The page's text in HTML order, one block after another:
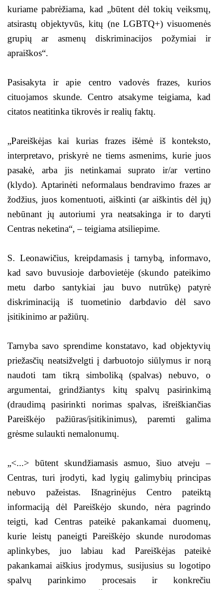
kuriame pabrėžiama, kad „būtent dėl tokių veiksmų,
atsirastų objektyvūs, kitų (ne LGBTQ+) visuomenės
grupių ar asmenų diskriminacijos požymiai ir
apraiškos“.
Pasisakyta ir apie centro vadovės frazes, kurios
cituojamos skunde. Centro atsakyme teigiama, kad
citatos neatitinka tikrovės ir realių faktų.
„Pareiškėjas kai kurias frazes išėmė iš konteksto,
interpretavo, priskyrė ne tiems asmenims, kurie juos
pasakė, arba jis netinkamai suprato ir/ar vertino
(klydo). Aptarinėti neformalaus bendravimo frazes ar
žodžius, juos komentuoti, aiškinti (ar aiškintis dėl jų)
nebūnant jų autoriumi yra neatsakinga ir to daryti
Centras neketina“, – teigiama atsiliepime.
S. Leonawičius, kreipdamasis į tarnybą, informavo,
kad savo buvusioje darbovietėje (skundo pateikimo
metu darbo santykiai jau buvo nutrūkę) patyrė
diskriminaciją iš tuometinio darbdavio dėl savo
įsitikinimo ar pažiūrų.
Tarnyba savo sprendime konstatavo, kad objektyvių
priežasčių neatsižvelgti į darbuotojo siūlymus ir norą
naudoti tam tikrą simboliką (spalvas) nebuvo, o
argumentai, grindžiantys kitų spalvų pasirinkimą
(draudimą pasirinkti norimas spalvas, išreiškiančias
Pareiškėjo pažiūras/įsitikinimus), paremti galima
grėsme sulaukti nemalonumų.
„<...> būtent skundžiamasis asmuo, šiuo atveju –
Centras, turi įrodyti, kad lygių galimybių principas
nebuvo pažeistas. Išnagrinėjus Centro pateiktą
informaciją dėl Pareiškėjo skundo, nėra pagrindo
teigti, kad Centras pateikė pakankamai duomenų,
kurie leistų paneigti Pareiškėjo skunde nurodomas
aplinkybes, juo labiau kad Pareiškėjas pateikė
pakankamai aiškius įrodymus, susijusius su logotipo
spalvų parinkimo procesais ir konkrečiu